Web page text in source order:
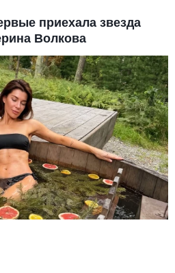
приехала звезда
Волкова